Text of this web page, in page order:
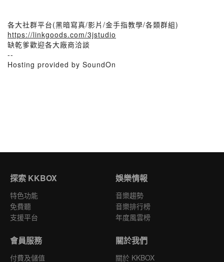
各大社群平台(黑暗寫真/影片/金手指教學/各類群組)
https://linkgoods.com/3jstudio
缺乾爹歡迎各大廠商洽談
--
Hosting provided by SoundOn
探索 KKBOX
特色功能
免費聽
支援平台
娛樂情報
音樂趨勢
音樂排行榜
年度風雲榜
會員服務
付費及儲值
關於我們
關於 KKBOX